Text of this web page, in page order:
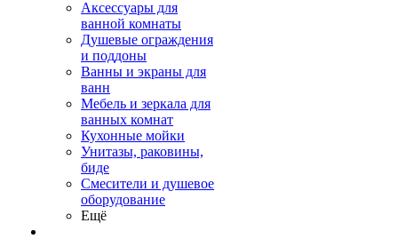
Аксессуары для
ванной комнаты
Душевые ограждения
и поддоны
Ванны и экраны для
ванн
Мебель и зеркала для
ванных комнат
Кухонные мойки
Унитазы, раковины,
биде
Смесители и душевое
оборудование
Ещё